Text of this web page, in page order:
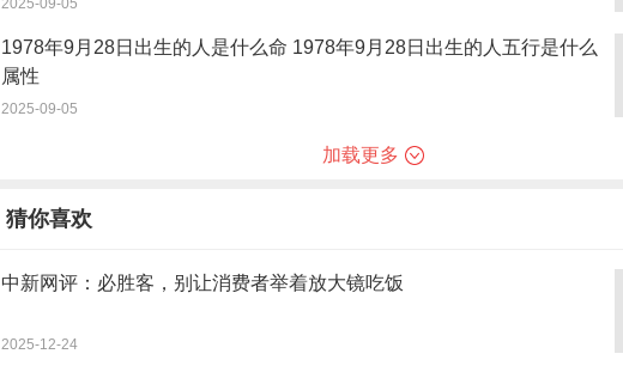
1978年9月28日出生的人是什么命 1978年9月28日出生的人五行是什么
属性
2025-09-05
加载更多
猜你喜欢
中新网评：必胜客，别让消费者举着放大镜吃饭
2025-12-24